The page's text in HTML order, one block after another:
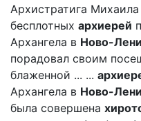
Архистратига
бесплотных архиерей
Архангела в Ново-
порадовал своим
блаженной ... ...
Архангела в Ново-
была совершена